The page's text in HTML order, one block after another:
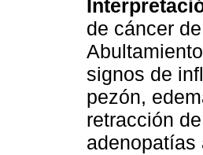
de cáncer
signos de
pezón,
retracción
adenopatías